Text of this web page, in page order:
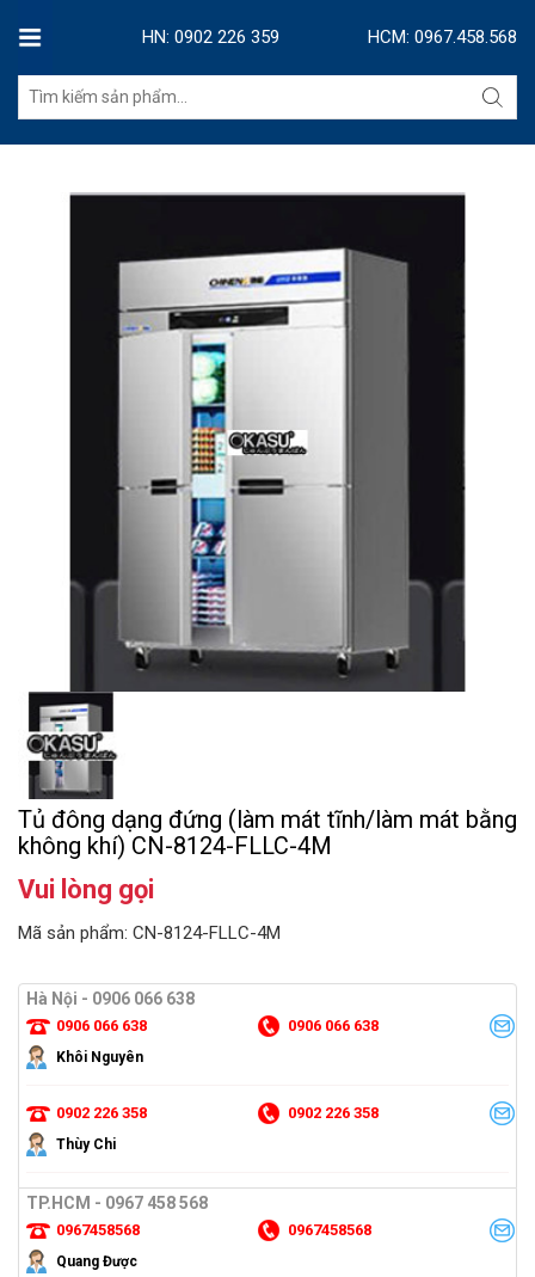
HN: 0902 226 359 HCM: 0967.458.568
Tủ đông dạng đứng (làm mát tĩnh/làm mát bằng
không khí) CN-8124-FLLC-4M
Vui lòng gọi
Mã sản phẩm: CN-8124-FLLC-4M
Hà Nội - 0906 066 638
0906 066 638 0906 066 638
Khôi Nguyên
0902 226 358 0902 226 358
Thùy Chi
TP.HCM - 0967 458 568
0967458568 0967458568
Quang Được